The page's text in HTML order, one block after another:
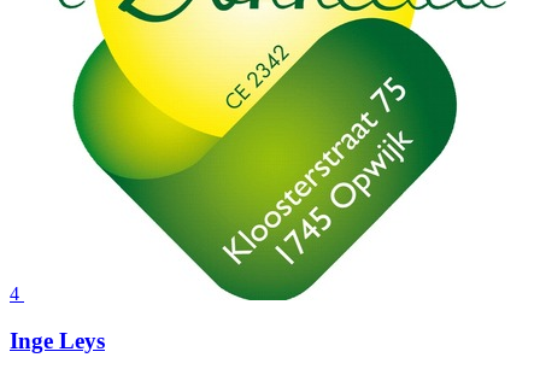
4
Inge Leys